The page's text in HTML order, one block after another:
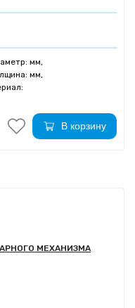
мм,
мм,
В корзину
МЕХАНИЗМА